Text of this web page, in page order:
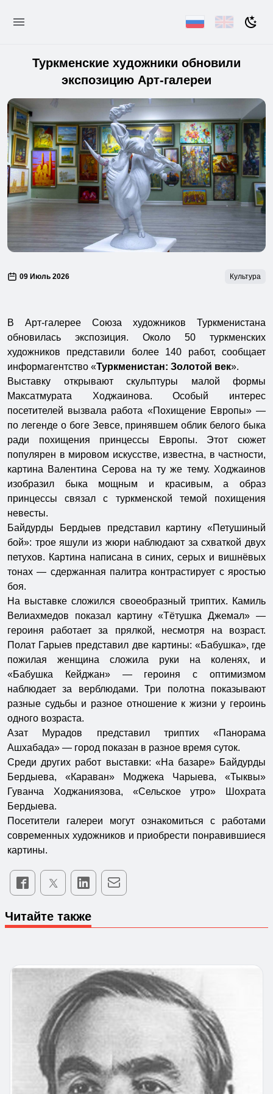
Туркменские художники обновили
экспозицию Арт-галереи
09 Июль 2026 Культура
В Арт-галерее Союза художников Туркменистана
обновилась экспозиция. Около 50 туркменских
художников представили более 140 работ, сообщает
информагентство «Туркменистан: Золотой век».
Выставку открывают скульптуры малой формы
Максатмурата Ходжаинова. Особый интерес
посетителей вызвала работа «Похищение Европы» —
по легенде о боге Зевсе, принявшем облик белого быка
ради похищения принцессы Европы. Этот сюжет
популярен в мировом искусстве, известна, в частности,
картина Валентина Серова на ту же тему. Ходжаинов
изобразил быка мощным и красивым, а образ
принцессы связал с туркменской темой похищения
невесты.
Байдурды Бердыев представил картину «Петушиный
бой»: трое яшули из жюри наблюдают за схваткой двух
петухов. Картина написана в синих, серых и вишнёвых
тонах — сдержанная палитра контрастирует с яростью
боя.
На выставке сложился своеобразный триптих. Камиль
Велиахмедов показал картину «Тётушка Джемал» —
героиня работает за прялкой, несмотря на возраст.
Полат Гарыев представил две картины: «Бабушка», где
пожилая женщина сложила руки на коленях, и
«Бабушка Кейджан» — героиня с оптимизмом
наблюдает за верблюдами. Три полотна показывают
разные судьбы и разное отношение к жизни у героинь
одного возраста.
Азат Мурадов представил триптих «Панорама
Ашхабада» — город показан в разное время суток.
Среди других работ выставки: «На базаре» Байдурды
Бердыева, «Караван» Моджека Чарыева, «Тыквы»
Гуванча Ходжаниязова, «Сельское утро» Шохрата
Бердыева.
Посетители галереи могут ознакомиться с работами
современных художников и приобрести понравившиеся
картины.
Читайте также